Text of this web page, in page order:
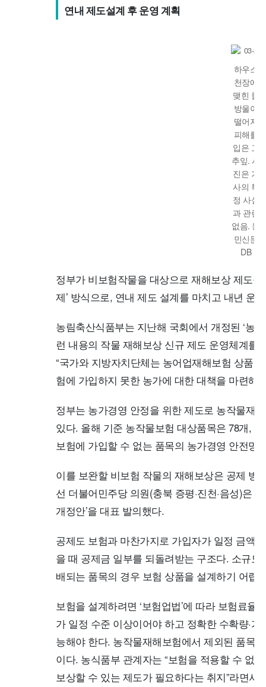
연내 제도설계 후 운영 계획
하우스
천장에
맺힌 물
방울이
떨어져
피해를
입은 고
추잎. 사
진은 기
사의 특
정 사실
과 관련
없음. 농
민신문
DB
정부가 비보험작물을 대상으로 재해보상 제도
제’ 방식으로, 연내 제도 설계를 마치고 내년 운
농림축산식품부는 지난해 국회에서 개정된 ‘농
런 내용의 작물 재해보상 신규 제도 운영체계를
“국가와 지방자치단체는 농어업재해보험 상품
험에 가입하지 못한 농가에 대한 대책을 마련해
정부는 농가경영 안정을 위한 제도로 농작물재
있다. 올해 기준 농작물보험 대상품목은 78개,
보험에 가입할 수 없는 품목의 농가경영 안전망
이를 보완할 비보험 작물의 재해보상은 공제 방
선 더불어민주당 의원(충북 증평·진천·음성)은
개정안’을 대표 발의했다.
공제도 보험과 마찬가지로 가입자가 일정 금액
을 때 공제금 일부를 되돌려받는 구조다. 소규
배되는 품목의 경우 보험 상품을 설계하기 어렵
보험을 설계하려면 ‘보험업법’에 따라 보험료
가 일정 수준 이상이어야 하고 정확한 수확량·
능해야 한다. 농작물재해보험에서 제외된 품목
이다. 농식품부 관계자는 “보험을 적용할 수 없
보상할 수 있는 제도가 필요하다는 취지”라면서